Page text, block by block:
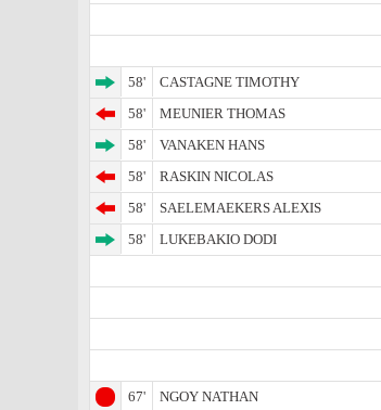
58'
CASTAGNE TIMOTHY
58'
MEUNIER THOMAS
58'
VANAKEN HANS
58'
RASKIN NICOLAS
58'
SAELEMAEKERS ALEXIS
58'
LUKEBAKIO DODI
67'
NGOY NATHAN